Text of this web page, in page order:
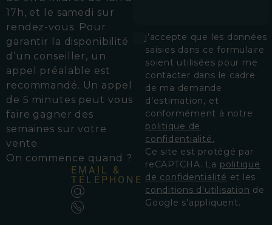
17h, et le samedi sur
rendez-vous. Pour
garantir la disponibilité
d’un conseiller, un
appel préalable est
recommandé. Un appel
de 5 minutes peut vous
faire gagner des
semaines sur votre
vente.
On commence quand ?
EMAIL &
TÉLÉPHONE
j’accepte que les données
saisies dans ce formulaire
soient utilisées pour me
contacter dans le cadre
de ma demande
d’estimation, et
conformément à notre
politique de
confidentialité.
Ce site est protégé par
reCAPTCHA. La politique
de confidentialité et les
conditions d'utilisation de
Google s'appliquent.